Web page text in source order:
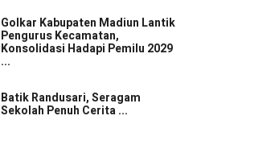
Golkar Kabupaten Madiun Lantik
Pengurus Kecamatan,
Konsolidasi Hadapi Pemilu 2029
...
Batik Randusari, Seragam
Sekolah Penuh Cerita ...